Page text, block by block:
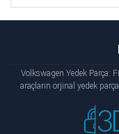
Volkswagen Yedek Parça:
araçların orjinal yedek